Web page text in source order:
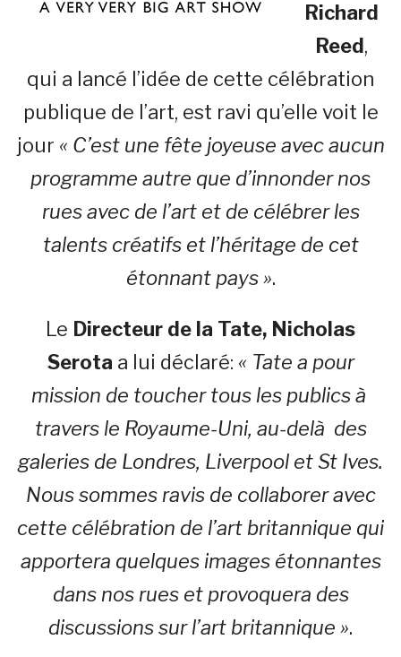
Richard
Reed,
qui a lancé l’idée de cette célébration
publique de l’art, est ravi qu’elle voit le
jour « C’est une fête joyeuse avec aucun
programme autre que d’innonder nos
rues avec de l’art et de célébrer les
talents créatifs et l’héritage de cet
étonnant pays ».
Le Directeur de la Tate, Nicholas
Serota a lui déclaré: « Tate a pour
mission de toucher tous les publics à
travers le Royaume-Uni, au-delà des
galeries de Londres, Liverpool et St Ives.
Nous sommes ravis de collaborer avec
cette célébration de l’art britannique qui
apportera quelques images étonnantes
dans nos rues et provoquera des
discussions sur l’art britannique ».